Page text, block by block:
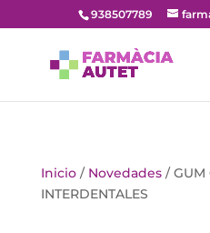
938507789
Inicio/ Novedades/ GUM
INTERDENTALES